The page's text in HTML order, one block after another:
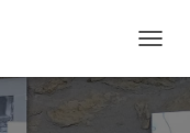
A
V